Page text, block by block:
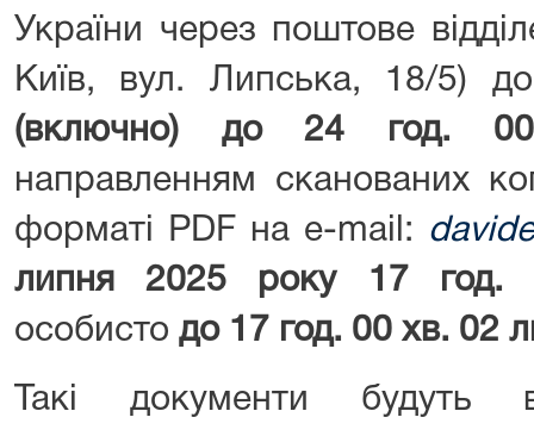
України через поштове
Київ, вул. Липська, 18/5)
(включно) до 24 год.
направленням сканованих
форматі PDF на e-mail:
липня 2025 року 17 год.
особисто до 17 год. 00 хв. 02
Такі документи будуть